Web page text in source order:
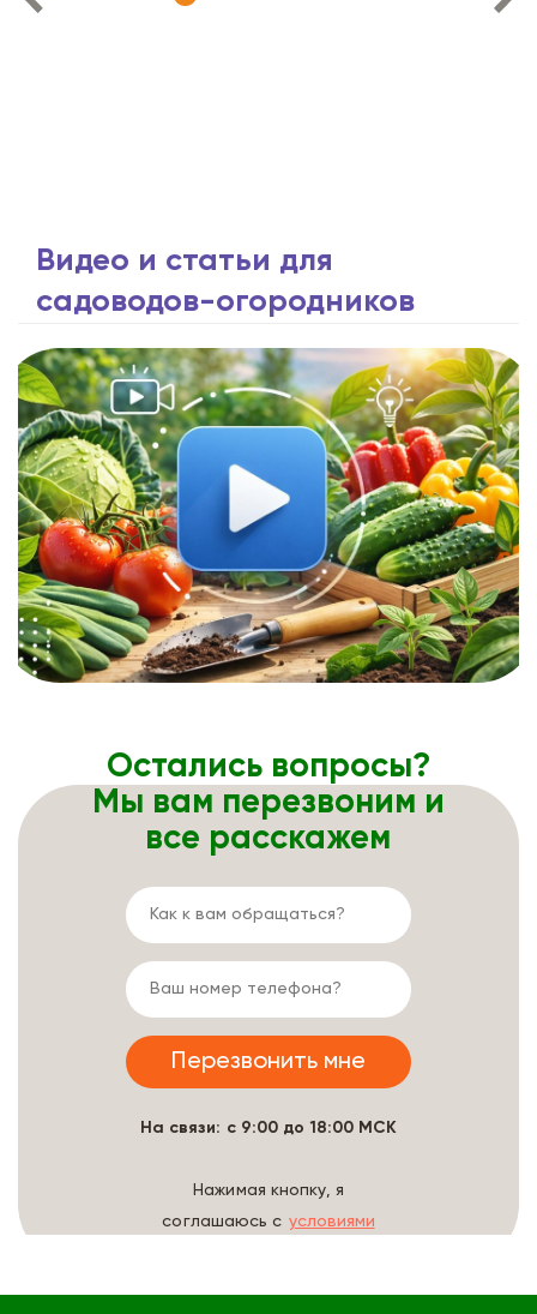
Видео и статьи для
садоводов-огородников
Остались вопросы?
Мы вам перезвоним и
все расскажем
На связи: с 9:00 до 18:00 МСК
Нажимая кнопку, я
соглашаюсь с условиями